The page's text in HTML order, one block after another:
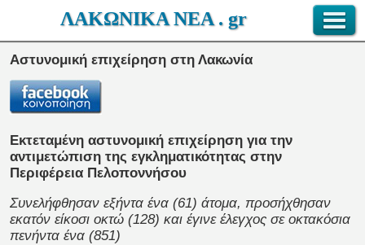
ΛΑΚΩΝΙΚΑ ΝΕΑ . gr
Αστυνομική επιχείρηση στη Λακωνία
Εκτεταμένη αστυνομική επιχείρηση για την
αντιμετώπιση της εγκληματικότητας στην
Περιφέρεια Πελοποννήσου
Συνελήφθησαν εξήντα ένα (61) άτομα, προσήχθησαν
εκατόν είκοσι οκτώ (128) και έγινε έλεγχος σε οκτακόσια
πενήντα ένα (851)